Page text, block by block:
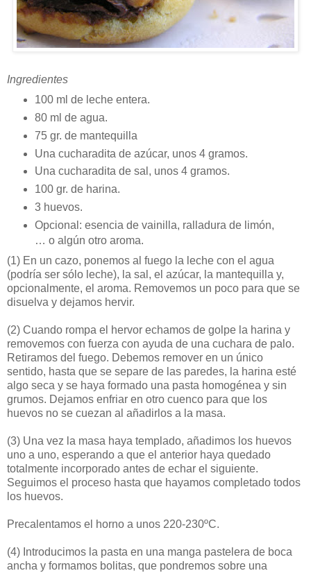
Ingredientes
100 ml de leche entera.
80 ml de agua.
75 gr. de mantequilla
Una cucharadita de azúcar, unos 4 gramos.
Una cucharadita de sal, unos 4 gramos.
100 gr. de harina.
3 huevos.
Opcional: esencia de vainilla, ralladura de limón,
… o algún otro aroma.
(1) En un cazo, ponemos al fuego la leche con el agua
(podría ser sólo leche), la sal, el azúcar, la mantequilla y,
opcionalmente, el aroma. Removemos un poco para que se
disuelva y dejamos hervir.
(2) Cuando rompa el hervor echamos de golpe la harina y
removemos con fuerza con ayuda de una cuchara de palo.
Retiramos del fuego. Debemos remover en un único
sentido, hasta que se separe de las paredes, la harina esté
algo seca y se haya formado una pasta homogénea y sin
grumos. Dejamos enfriar en otro cuenco para que los
huevos no se cuezan al añadirlos a la masa.
(3) Una vez la masa haya templado, añadimos los huevos
uno a uno, esperando a que el anterior haya quedado
totalmente incorporado antes de echar el siguiente.
Seguimos el proceso hasta que hayamos completado todos
los huevos.
Precalentamos el horno a unos 220-230ºC.
(4) Introducimos la pasta en una manga pastelera de boca
ancha y formamos bolitas, que pondremos sobre una